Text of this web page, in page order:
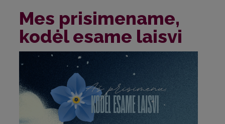
Mes prisimename,
kodėl esame laisvi